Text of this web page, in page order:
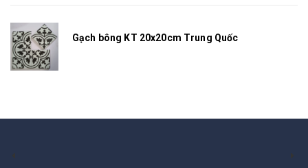
Gạch bông KT 20x20cm Trung Quốc